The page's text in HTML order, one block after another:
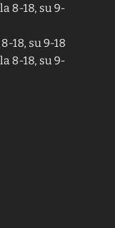
8-18, su 9-
18, su 9-18
8-18, su 9-